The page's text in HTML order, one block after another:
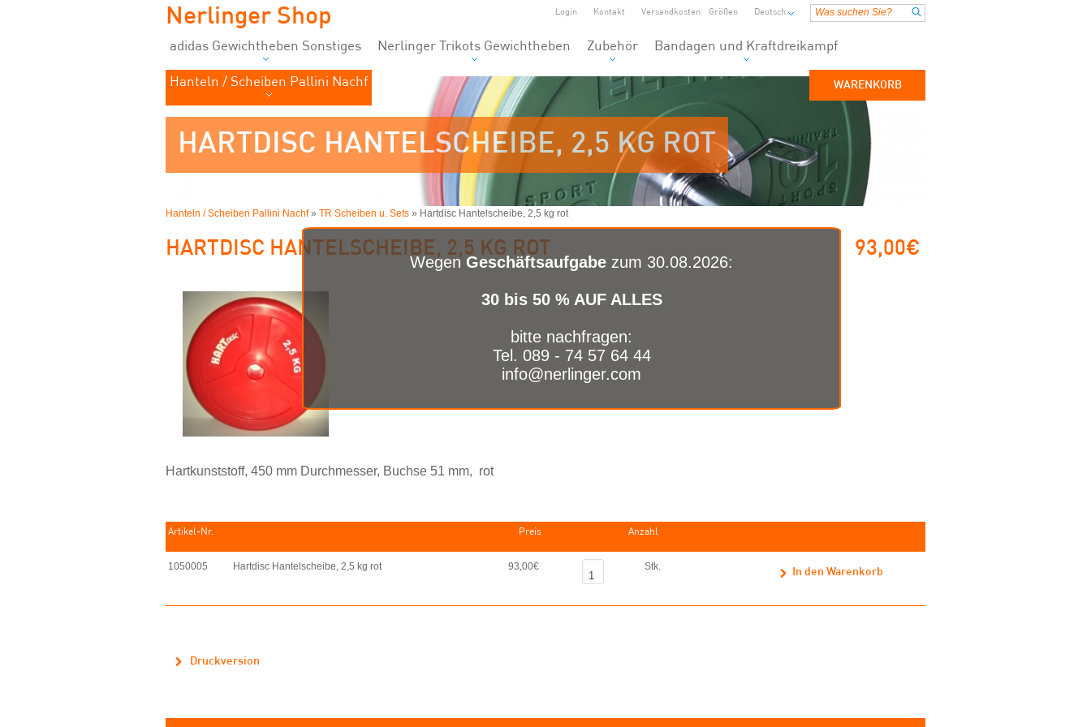
Wegen Geschäftsaufgabe zum 30.08.2026:
30 bis 50 % AUF ALLES
bitte nachfragen:
Tel. 089 - 74 57 64 44
info@nerlinger.com
Nerlinger Shop Login Kontakt Versandkosten Größen Deutsch
adidas Gewichtheben Sonstiges Nerlinger Trikots Gewichtheben Zubehör Bandagen und Kraftdreikampf
Hanteln / Scheiben Pallini Nachf WARENKORB
HARTDISC HANTELSCHEIBE, 2,5 KG ROT
Hanteln / Scheiben Pallini Nachf» TR Scheiben u. Sets » Hartdisc Hantelscheibe, 2,5 kg rot
HARTDISC HANTELSCHEIBE, 2,5 KG ROT 93,00€
Hartkunststoff, 450 mm Durchmesser, Buchse 51 mm, rot
Artikel-Nr. Preis Anzahl
1050005 Hartdisc Hantelscheibe, 2,5 kg rot 93,00€ Stk.
Druckversion